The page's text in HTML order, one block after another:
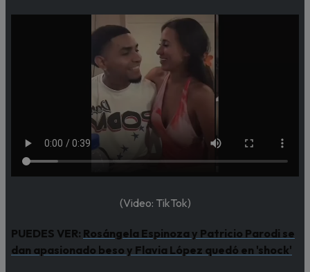
(Video: TikTok)
PUEDES VER: Rosángela Espinoza y Patricio Parodi se
dan apasionado beso y Flavia López quedó en 'shock'